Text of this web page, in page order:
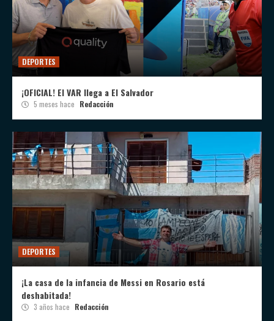
DEPORTES
¡OFICIAL! El VAR llega a El Salvador
5 meses hace Redacción
DEPORTES
¡La casa de la infancia de Messi en Rosario está
deshabitada!
3 años hace Redacción